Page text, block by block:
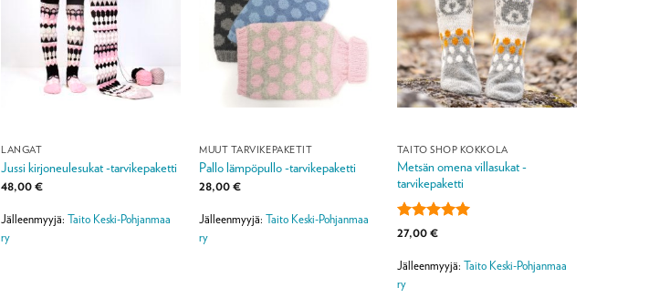
LANGAT
Jussi kirjoneulesukat -tarvikepaketti
48,00€
Jälleenmyyjä:Taito Keski-Pohjanmaa
ry
MUUT TARVIKEPAKETIT
Pallo lämpöpullo -tarvikepaketti
28,00€
Jälleenmyyjä:Taito Keski-Pohjanmaa
ry
TAITO SHOP KOKKOLA
Metsän omena villasukat -
tarvikepaketti
Arvostelu
/ 5
27,00€
Jälleenmyyjä: Taito Keski-Pohjanmaa
ry